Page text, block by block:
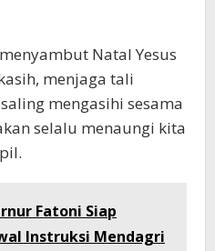
Natal Yesus
menjaga tali
mengasihi sesama
selalu menaungi kita
Fatoni Siap
Instruksi Mendagri